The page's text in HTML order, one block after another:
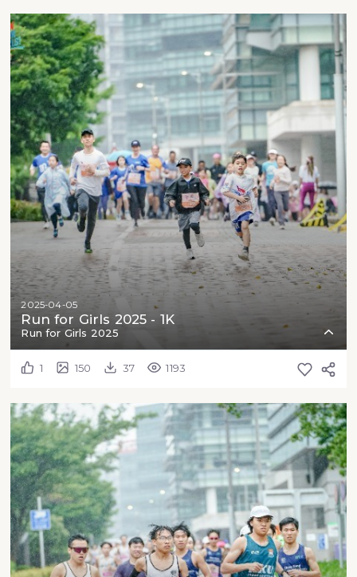
2025-04-05
Run for Girls 2025 - 1K
Run for Girls 2025
1 150 37 1193